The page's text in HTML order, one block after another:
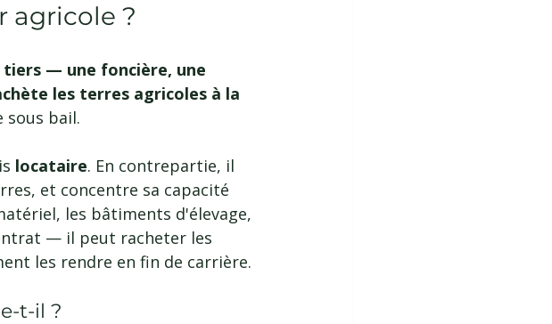
agricole ?
tiers — une foncière, une
les terres agricoles à la
sous bail.
locataire. En contrepartie, il
et concentre sa capacité
les bâtiments d'élevage,
— il peut racheter les
les rendre en fin de carrière.
t-il ?